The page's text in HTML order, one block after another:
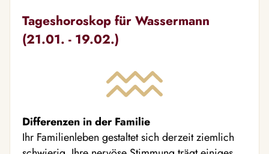
Tageshoroskop für Wassermann
(21.01. - 19.02.)
Differenzen in der Familie
Ihr Familienleben gestaltet sich derzeit ziemlich